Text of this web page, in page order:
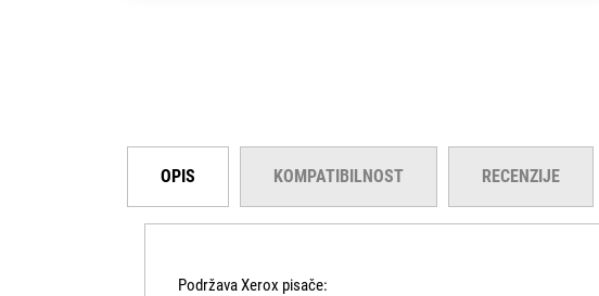
OPIS KOMPATIBILNOST RECENZIJE
Podržava Xerox pisače: